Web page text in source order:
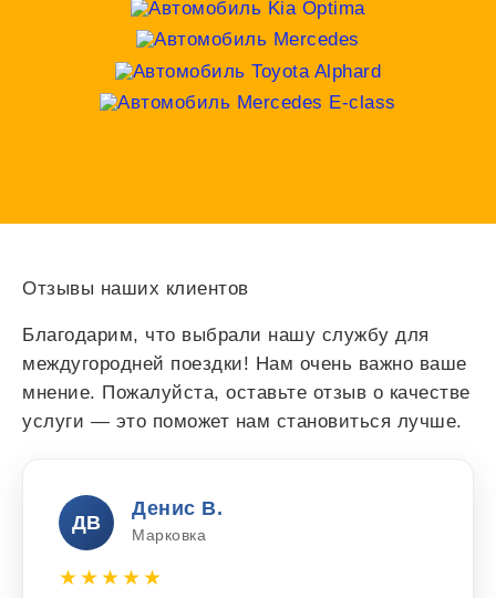
Отзывы наших клиентов
Благодарим, что выбрали нашу службу для
междугородней поездки! Нам очень важно ваше
мнение. Пожалуйста, оставьте отзыв о качестве
услуги — это поможет нам становиться лучше.
ДВ
Денис В.
Марковка
★★★★★